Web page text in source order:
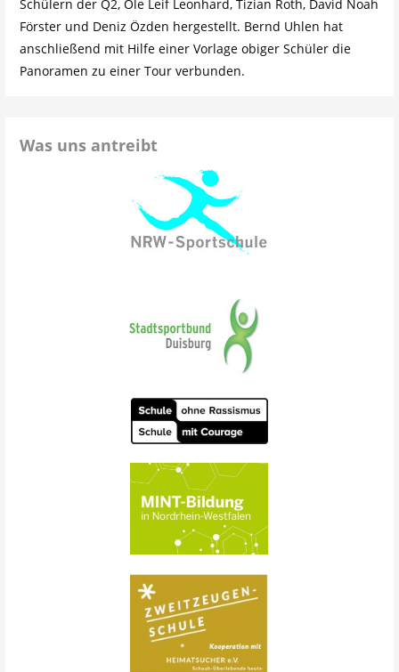
Schülern der Q2, Ole Leif Leonhard, Tizian Roth, David Noah
Förster und Deniz Özden hergestellt. Bernd Uhlen hat
anschließend mit Hilfe einer Vorlage obiger Schüler die
Panoramen zu einer Tour verbunden.
Was uns antreibt